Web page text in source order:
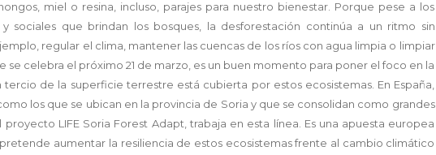
miel o resina, incluso, parajes para nuestro bienestar. Porque pese a los
sociales que brindan los bosques, la desforestación continúa a un ritmo sin
regular el clima, mantener las cuencas de los ríos con agua limpia o limpiar
se celebra el próximo 21 de marzo, es un buen momento para poner el foco en la
de la superficie terrestre está cubierta por estos ecosistemas. En España,
los que se ubican en la provincia de Soria y que se consolidan como grandes
LIFE Soria Forest Adapt, trabaja en esta línea. Es una apuesta europea
aumentar la resiliencia de estos ecosistemas frente al cambio climático